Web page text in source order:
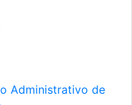
Administrativo de